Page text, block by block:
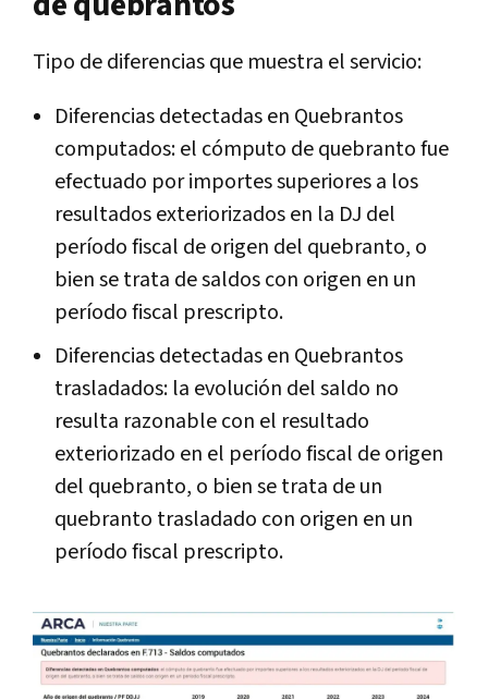
Tipo de diferencias que muestra el servicio:
Diferencias detectadas en Quebrantos
computados: el cómputo de quebranto fue
efectuado por importes superiores a los
resultados exteriorizados en la DJ del
período fiscal de origen del quebranto, o
bien se trata de saldos con origen en un
período fiscal prescripto.
Diferencias detectadas en Quebrantos
trasladados: la evolución del saldo no
resulta razonable con el resultado
exteriorizado en el período fiscal de origen
del quebranto, o bien se trata de un
quebranto trasladado con origen en un
período fiscal prescripto.